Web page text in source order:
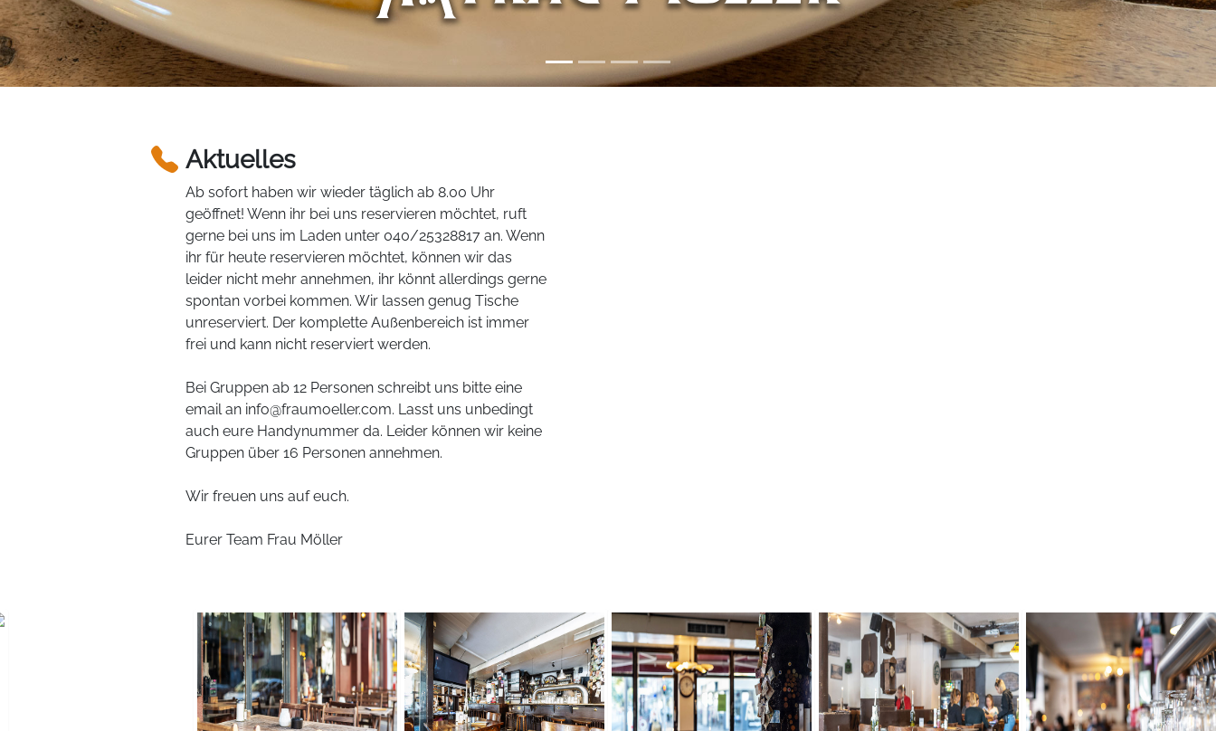
Aktuelles
Ab sofort haben wir wieder täglich ab 8.00 Uhr
geöffnet! Wenn ihr bei uns reservieren möchtet, ruft
gerne bei uns im Laden unter 040/25328817 an. Wenn
ihr für heute reservieren möchtet, können wir das
leider nicht mehr annehmen, ihr könnt allerdings gerne
spontan vorbei kommen. Wir lassen genug Tische
unreserviert. Der komplette Außenbereich ist immer
frei und kann nicht reserviert werden.
Bei Gruppen ab 12 Personen schreibt uns bitte eine
email an info@fraumoeller.com. Lasst uns unbedingt
auch eure Handynummer da. Leider können wir keine
Gruppen über 16 Personen annehmen.
Wir freuen uns auf euch.
Eurer Team Frau Möller